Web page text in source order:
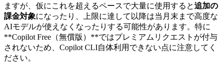
ますが、仮にこれを超えるペースで大量に使用すると追加の
課金対象になったり、上限に達して以降は当月末まで高度な
AIモデルが使えなくなったりする可能性があります。特に
**Copilot Free（無償版）**ではプレミアムリクエストが付与
されないため、Copilot CLI自体利用できない点に注意してく
ださい。